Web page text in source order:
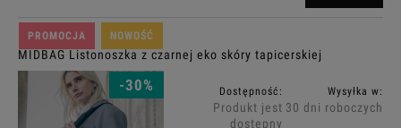
MIDBAG Listonoszka z czarnej eko skóry tapicerskiej
-30% Dostępność:
Produkt jest
dostępny
Wysyłka w:
30 dni roboczych
PROMOCJA NOWOŚĆ